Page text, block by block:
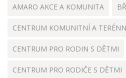
AMARO AKCE A KOMUNITA
CENTRUM KOMUNITNÍ A
CENTRUM PRO RODIN S DĚTMI
CENTRUM PRO RODIČE S DĚTMI